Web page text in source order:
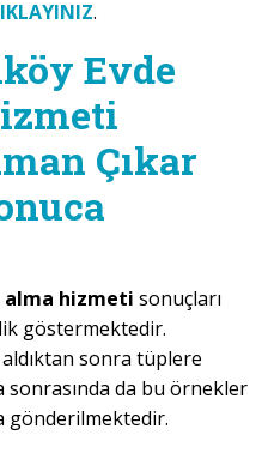
.
Evde
Çıkar
alma hizmeti sonuçları
göstermektedir.
sonra tüplere
sonrasında da bu örnekler
gönderilmektedir.